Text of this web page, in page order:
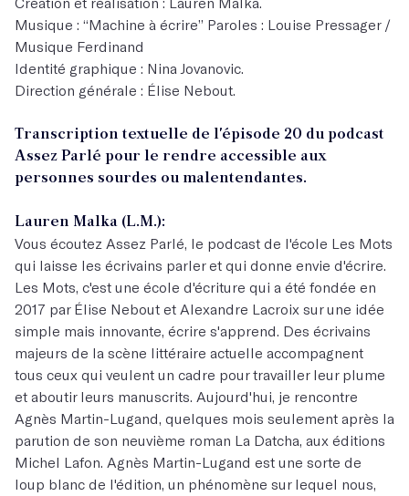
Musique : “Machine à écrire” Paroles : Louise Pressager /
Musique Ferdinand
Identité graphique : Nina Jovanovic.
Direction générale : Élise Nebout.
Transcription textuelle de l'épisode 20 du podcast
Assez Parlé pour le rendre accessible aux
personnes sourdes ou malentendantes.
Lauren Malka (L.M.):
Vous écoutez Assez Parlé, le podcast de l'école Les Mots
qui laisse les écrivains parler et qui donne envie d'écrire.
Les Mots, c'est une école d'écriture qui a été fondée en
2017 par Élise Nebout et Alexandre Lacroix sur une idée
simple mais innovante, écrire s'apprend. Des écrivains
majeurs de la scène littéraire actuelle accompagnent
tous ceux qui veulent un cadre pour travailler leur plume
et aboutir leurs manuscrits. Aujourd'hui, je rencontre
Agnès Martin-Lugand, quelques mois seulement après la
parution de son neuvième roman La Datcha, aux éditions
Michel Lafon. Agnès Martin-Lugand est une sorte de
loup blanc de l'édition, un phénomène sur lequel nous,